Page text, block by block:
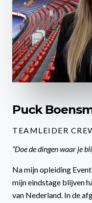
Puck
TEAMLEIDER
“Doe de dingen waar je
Na mijn opleiding
mijn eindstage blijven
van Nederland. In de